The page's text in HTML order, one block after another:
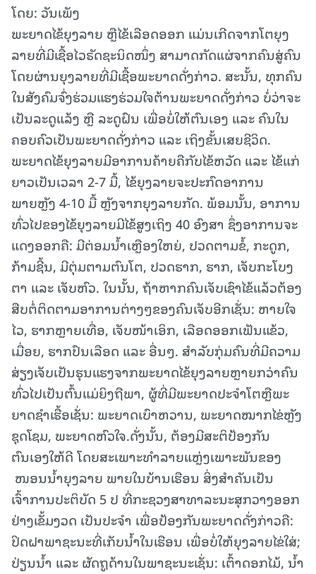
ໂດຍ: ວັນເພັງ
ພະຍາດໄຂ້ຍຸງລາຍ ຫຼືໄຂ້ເລືອດອອກ ແມ່ນເກີດຈາກໂຕຍຸງ
ລາຍທີ່ມີເຊື້ອໄວຣັດຊະນິດໜຶ່ງ ສາມາດກັດແຜ່ຈາກຄົນສູ່ຄົນ
ໂດຍຜ່ານຍຸງລາຍທີ່ມີເຊື້ອພະຍາດດັ່ງກ່າວ. ສະນັ້ນ, ທຸກຄົນ
ໃນສັງຄົມຈົ່ງຮ່ວມແຮງຮ່ວມໃຈຕ້ານພະຍາດດັ່ງກ່າວ ບໍ່ວ່າຈະ
ເປັນລະດູແລ້ງ ຫຼື ລະດູຝົນ ເພື່ອບໍ່ໃຫ້ຕົນເອງ ແລະ ຄົນໃນ
ຄອບຄົວເປັນພະຍາດດັ່ງກ່າວ ແລະ ເຖິງຂັ້ນເສຍຊີວິດ.
ພະຍາດໄຂ້ຍຸງລາຍມີອາການຄ້າຍຄືກັບໄຂ້ຫວັດ ແລະ ໄຂ້ແກ່
ຍາວເປັນເວລາ 2-7 ມື້, ໄຂ້ຍຸງລາຍຈະປະກົດອາການ
ພາຍຫຼັງ 4-10 ມື້ ຫຼັງຈາກຍຸງລາຍກັດ. ພ້ອມນັ້ນ, ອາການ
ທົ່ວໄປຂອງໄຂ້ຍຸງລາຍມີໄຂ້ສູງເຖິງ 40 ອົງສາ ຊຶ່ງອາການຈະ
ແດງອອກຄື: ມີຕ່ອມນໍ້າເຫຼືອງໃຫຍ່, ປວດຕາມຂໍ້, ກະດູກ,
ກ້າມຊີ້ນ, ມີຕຸ່ມຕາມຕົນໂຕ, ປວດຮາກ, ຮາກ, ເຈັບກະໂບງ
ຕາ ແລະ ເຈັບຫົວ. ໃນນັ້ນ, ຖ້າຫາກຄົນເຈັບເຊົາໄຂ້ແລ້ວຕ້ອງ
ສືບຕໍ່ຕິດຕາມອາການຕ່າງໆຂອງຄົນເຈັບອີກເຊັ່ນ: ຫາຍໃຈ
ໄວ, ຮາກຫຼາຍເທື່ອ, ເຈັບໜ້າເອິກ, ເລືອດອອກເຟັນແຂ້ວ,
ເມື່ອຍ, ຮາກປົນເລືອດ ແລະ ອື່ນໆ. ສໍາລັບກຸ່ມຄົນທີ່ມີຄວາມ
ສ່ຽງເຈັບເປັນຮຸນແຮງຈາກພະຍາດໄຂ້ຍຸງລາຍຫຼາຍກວ່າຄົນ
ທົ່ວໄປເປັນຕົ້ນແມ່ຍິງຖືພາ, ຜູ້ທີ່ມີພະຍາດປະຈຳໂຕຫຼືພະ
ຍາດຊໍາເຮື້ອເຊັ່ນ: ພະຍາດເບົາຫວານ, ພະຍາດໝາກໄຂ່ຫຼັງ
ຊຸດໂຊມ, ພະຍາດຫົວໃຈ.ດັ່ງນັ້ນ, ຕ້ອງມີສະຕິປ້ອງກັນ
ຕົນເອງໃຫ້ດີ ໂດຍສະເພາະທໍາລາຍແຫຼ່ງເພາະພັນຂອງ
ໜອນນໍ້າຍຸງລາຍ ພາຍໃນບ້ານເຮືອນ ສິ່ງສຳຄັນເປັນ
ເຈົ້າການປະຕິບັດ 5 ປ ທີ່ກະຊວງສາທາລະນະສຸກວາງອອກ
ຢ່າງເຂັ້ມງວດ ເປັນປະຈຳ ເພື່ອປ້ອງກັນພະຍາດດັ່ງກ່າວຄື:
ປິດຝາພາຊະນະທີ່ເກັບນໍ້າໃນເຮືອນ ເພື່ອບໍ່ໃຫ້ຍຸງລາຍໄຂ່ໃສ່;
ປ່ຽນນໍ້າ ແລະ ຜັດຖູດ້ານໃນພາຊະນະເຊັ່ນ: ເຕົ້າດອກໄມ້, ນໍ້າ